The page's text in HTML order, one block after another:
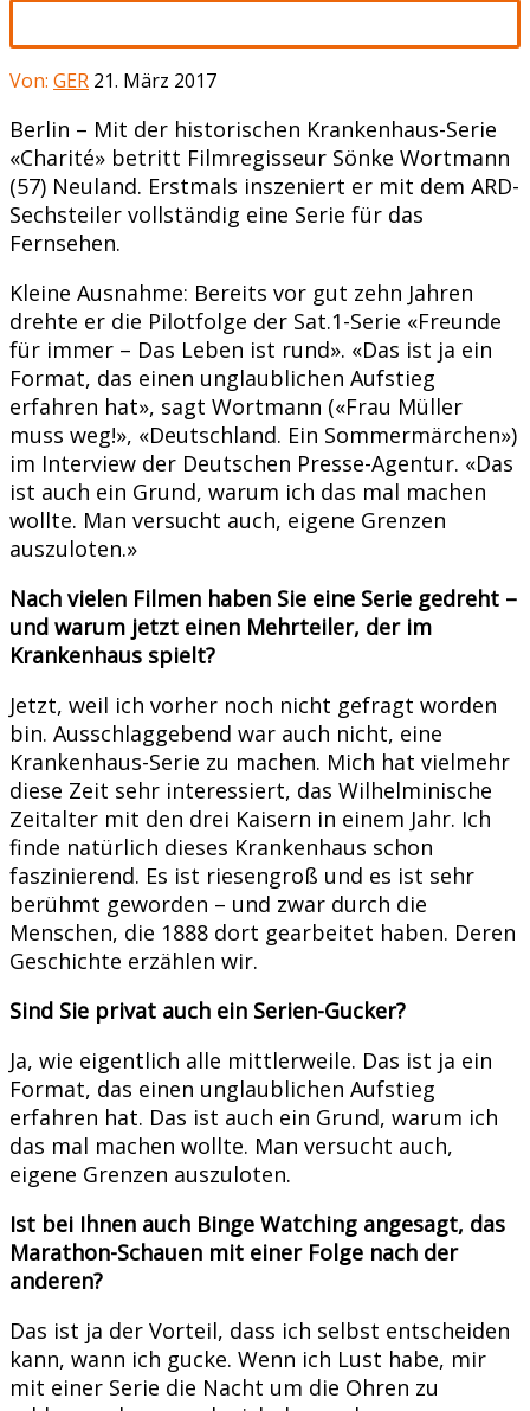
Von: GER 21. März 2017
Berlin – Mit der historischen Krankenhaus-Serie
«Charité» betritt Filmregisseur Sönke Wortmann
(57) Neuland. Erstmals inszeniert er mit dem ARD-
Sechsteiler vollständig eine Serie für das
Fernsehen.
Kleine Ausnahme: Bereits vor gut zehn Jahren
drehte er die Pilotfolge der Sat.1-Serie «Freunde
für immer – Das Leben ist rund». «Das ist ja ein
Format, das einen unglaublichen Aufstieg
erfahren hat», sagt Wortmann («Frau Müller
muss weg!», «Deutschland. Ein Sommermärchen»)
im Interview der Deutschen Presse-Agentur. «Das
ist auch ein Grund, warum ich das mal machen
wollte. Man versucht auch, eigene Grenzen
auszuloten.»
Nach vielen Filmen haben Sie eine Serie gedreht –
und warum jetzt einen Mehrteiler, der im
Krankenhaus spielt?
Jetzt, weil ich vorher noch nicht gefragt worden
bin. Ausschlaggebend war auch nicht, eine
Krankenhaus-Serie zu machen. Mich hat vielmehr
diese Zeit sehr interessiert, das Wilhelminische
Zeitalter mit den drei Kaisern in einem Jahr. Ich
finde natürlich dieses Krankenhaus schon
faszinierend. Es ist riesengroß und es ist sehr
berühmt geworden – und zwar durch die
Menschen, die 1888 dort gearbeitet haben. Deren
Geschichte erzählen wir.
Sind Sie privat auch ein Serien-Gucker?
Ja, wie eigentlich alle mittlerweile. Das ist ja ein
Format, das einen unglaublichen Aufstieg
erfahren hat. Das ist auch ein Grund, warum ich
das mal machen wollte. Man versucht auch,
eigene Grenzen auszuloten.
Ist bei Ihnen auch Binge Watching angesagt, das
Marathon-Schauen mit einer Folge nach der
anderen?
Das ist ja der Vorteil, dass ich selbst entscheiden
kann, wann ich gucke. Wenn ich Lust habe, mir
mit einer Serie die Nacht um die Ohren zu